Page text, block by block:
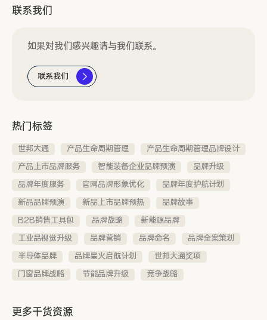
联系我们
如果对我们感兴趣请与我们联系。
联系我们
热门标签
世邦大通 产品生命周期管理
产品生命周期管理品牌设计
产品上市品牌服务
智能装备企业品牌预演
品牌升级
品牌年度服务
官网品牌形象优化
品牌年度护航计划
新品品牌预演
新品上市品牌预热
品牌故事
B2B销售工具包
品牌战略
新能源品牌
工业品视觉升级
品牌营销 品牌命名
品牌全案策划
半导体品牌
品牌星火启航计划
世邦大通奖项
门窗品牌战略
节能品牌升级 竞争战略
更多干货资源